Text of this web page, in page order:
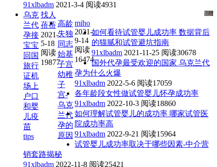
91xlbadm 2021-3-4 阅读4931
乌克
兰代
孕接
宝宝
回国
旅行
证机
场上
户口
和婴
儿疫
苗
tips
找人
蓓蓓
2021-
5-18
阅读
19877
高龄
失独
同志
始基
子宫
幼稚
子
宫-
乌克
兰代
孕的
原因
miho
2021-
9-14
阅读
16474
如何看待试管婴儿成功率 数据背后
的猫腻和试管避坑指南
91xlbadm 2021-11-25 阅读30678
国外代孕最受欢迎的国家 乌克兰代
孕为什么火爆
91xlbadm 2022-5-6 阅读17059
各年龄段女性做试管婴儿怀孕成功率
91xlbadm 2022-10-3 阅读18860
如何理解试管婴儿的成功率 哪家试管医
院成功率高
91xlbadm 2022-9-21 阅读15964
试管婴儿成功率取决于哪些因素-中介营
销套路揭秘
91xlbadm 2022-11-8 阅读25421